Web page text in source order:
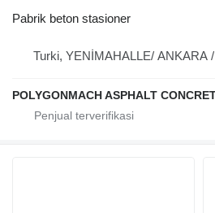
Pabrik beton stasioner
Turki, YENİMAHALLE/ ANKARA /